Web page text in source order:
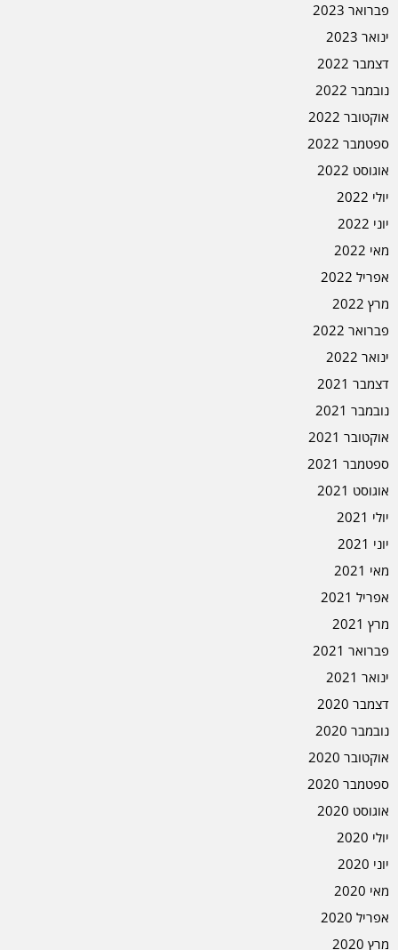
פברואר 2023
ינואר 2023
דצמבר 2022
נובמבר 2022
אוקטובר 2022
ספטמבר 2022
אוגוסט 2022
יולי 2022
יוני 2022
מאי 2022
אפריל 2022
מרץ 2022
פברואר 2022
ינואר 2022
דצמבר 2021
נובמבר 2021
אוקטובר 2021
ספטמבר 2021
אוגוסט 2021
יולי 2021
יוני 2021
מאי 2021
אפריל 2021
מרץ 2021
פברואר 2021
ינואר 2021
דצמבר 2020
נובמבר 2020
אוקטובר 2020
ספטמבר 2020
אוגוסט 2020
יולי 2020
יוני 2020
מאי 2020
אפריל 2020
מרץ 2020